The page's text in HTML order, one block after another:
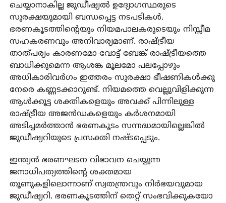
ചെയ്യാനാകില്ല ജുഡീഷ്യല്‍ ഉദ്യോഗസ്ഥരുടെ
സുരക്ഷയുമായി ബന്ധപ്പെട്ട നടപടികള്‍.
ഭരണകൂടത്തിന്റെയും നിയമപാലകരുടെയും നിസ്സീമ
സഹകരണവും അനിവാര്യമാണ്. രാഷ്ട്രീയ
താത്പര്യം കാരണമോ വോട്ട് ബേങ്ക് രാഷ്ട്രീയത്തെ
ബാധിക്കുമെന്ന ആശങ്ക മൂലമോ പലപ്പോഴും
അധികാരിവര്‍ഗം ഇത്തരം സുരക്ഷാ ഭീഷണികള്‍ക്കു
നേരെ കണ്ണടക്കാറുണ്ട്. നിയമത്തെ വെല്ലുവിളിക്കുന്ന
ആള്‍ക്കൂട്ട ശക്തികളെയും അവക്ക് പിന്നിലുള്ള
രാഷ്ട്രീയ അജന്‍ഡകളെയും കര്‍ശനമായി
അടിച്ചമര്‍ത്താന്‍ ഭരണകൂടം സന്നദ്ധമായില്ലെങ്കില്‍
ജുഡീഷ്യറിയുടെ പ്രസക്തി നഷ്ടപ്പെടും.
ഇന്ത്യന്‍ ഭരണഘടന വിഭാവന ചെയ്യുന്ന
ജനാധിപത്യത്തിന്റെ ശക്തമായ
തൂണുകളിലൊന്നാണ് സ്വതന്ത്രവും നിര്‍ഭയവുമായ
ജുഡീഷ്യറി. ഭരണകൂടത്തിന് തെറ്റ് സംഭവിക്കുകയോ